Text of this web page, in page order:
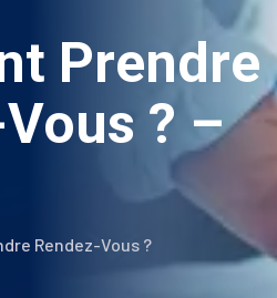
Prendre
? –
Rendez-Vous ?